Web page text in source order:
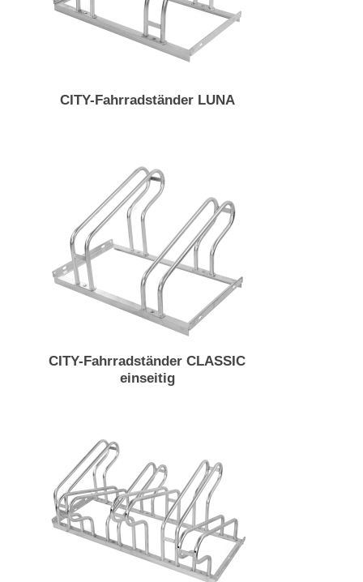
CITY-Fahrradständer LUNA
CITY-Fahrradständer CLASSIC
einseitig